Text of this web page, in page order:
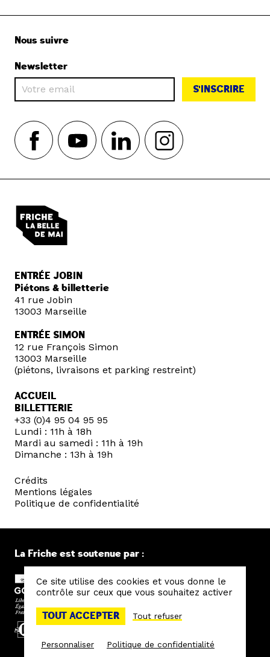
Nous suivre
Newsletter
S'INSCRIRE
ENTRÉE JOBIN
Piétons & billetterie
41 rue Jobin
13003 Marseille
ENTRÉE SIMON
12 rue François Simon
13003 Marseille
(piétons, livraisons et parking restreint)
ACCUEIL
BILLETTERIE
+33 (0)4 95 04 95 95
Lundi : 11h à 18h
Mardi au samedi : 11h à 19h
Dimanche : 13h à 19h
Crédits
Mentions légales
Politique de confidentialité
La Friche est soutenue par :
Ce site utilise des cookies et vous donne le
contrôle sur ceux que vous souhaitez activer
TOUT ACCEPTER Tout refuser
Personnaliser Politique de confidentialité